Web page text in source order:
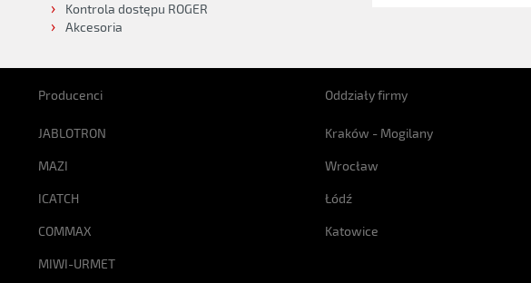
Kontrola dostępu ROGER
Akcesoria
Producenci
JABLOTRON
MAZI
ICATCH
COMMAX
MIWI-URMET
Oddziały firmy
Kraków - Mogilany
Wrocław
Łódź
Katowice